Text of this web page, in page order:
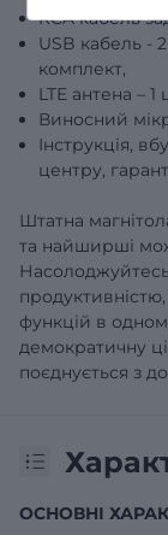
RCA кабель
USB кабель -
комплект,
LTE антена – 1
Виносний
Інструкція,
центру,
Штатна
та найширші
функцій в
демократичну
поєднується з
ОСНОВНІ